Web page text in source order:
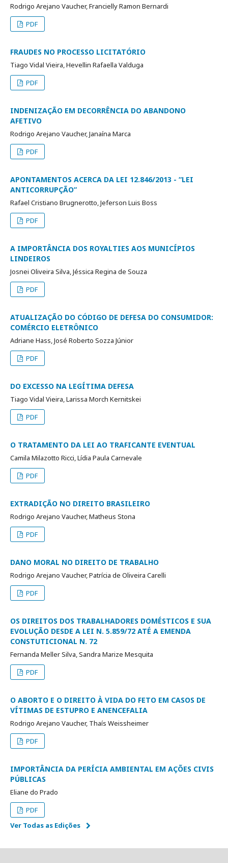
Rodrigo Arejano Vaucher, Francielly Ramon Bernardi
PDF
FRAUDES NO PROCESSO LICITATÓRIO
Tiago Vidal Vieira, Hevellin Rafaella Valduga
PDF
INDENIZAÇÃO EM DECORRÊNCIA DO ABANDONO
AFETIVO
Rodrigo Arejano Vaucher, Janaína Marca
PDF
APONTAMENTOS ACERCA DA LEI 12.846/2013 - “LEI
ANTICORRUPÇÃO”
Rafael Cristiano Brugnerotto, Jeferson Luis Boss
PDF
A IMPORTÂNCIA DOS ROYALTIES AOS MUNICÍPIOS
LINDEIROS
Josnei Oliveira Silva, Jéssica Regina de Souza
PDF
ATUALIZAÇÃO DO CÓDIGO DE DEFESA DO CONSUMIDOR:
COMÉRCIO ELETRÔNICO
Adriane Hass, José Roberto Sozza Júnior
PDF
DO EXCESSO NA LEGÍTIMA DEFESA
Tiago Vidal Vieira, Larissa Morch Kernitskei
PDF
O TRATAMENTO DA LEI AO TRAFICANTE EVENTUAL
Camila Milazotto Ricci, Lídia Paula Carnevale
PDF
EXTRADIÇÃO NO DIREITO BRASILEIRO
Rodrigo Arejano Vaucher, Matheus Stona
PDF
DANO MORAL NO DIREITO DE TRABALHO
Rodrigo Arejano Vaucher, Patrícia de Oliveira Carelli
PDF
OS DIREITOS DOS TRABALHADORES DOMÉSTICOS E SUA
EVOLUÇÃO DESDE A LEI N. 5.859/72 ATÉ A EMENDA
CONSTUTICIONAL N. 72
Fernanda Meller Silva, Sandra Marize Mesquita
PDF
O ABORTO E O DIREITO À VIDA DO FETO EM CASOS DE
VÍTIMAS DE ESTUPRO E ANENCEFALIA
Rodrigo Arejano Vaucher, Thaís Weissheimer
PDF
IMPORTÂNCIA DA PERÍCIA AMBIENTAL EM AÇÕES CIVIS
PÚBLICAS
Eliane do Prado
PDF
Ver Todas as Edições